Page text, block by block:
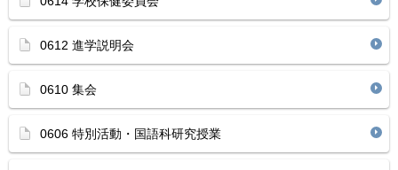
0612 進学説明会
0610 集会
0606 特別活動・国語科研究授業